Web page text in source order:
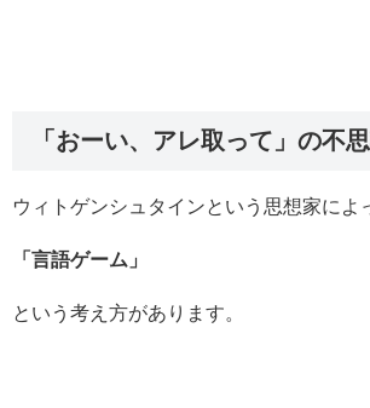
「おーい、アレ取って」の不
ウィトゲンシュタインという思想家によ
「言語ゲーム」
という考え方があります。